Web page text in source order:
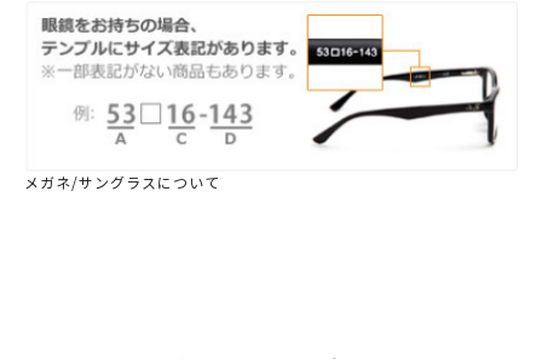
メガネ/サングラスについて